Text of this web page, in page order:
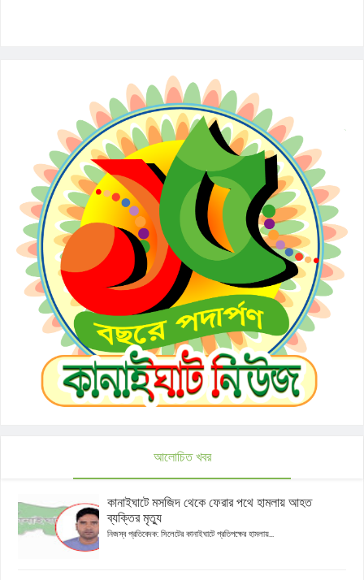
আলোচিত খবর
কানাইঘাটে মসজিদ থেকে ফেরার পথে হামলায় আহত
ব্যক্তির মৃত্যু
নিজস্ব প্রতিবেদক: সিলেটের কানাইঘাটে প্রতিপক্ষের হামলায়...